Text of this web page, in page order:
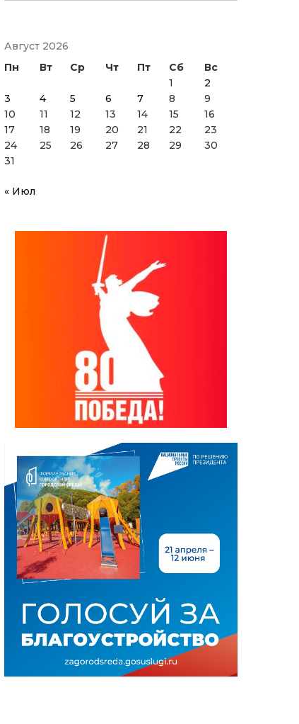
Август 2026
Пн
Вт Ср Чт Пт Сб
Вс
1
2
3
4 5 6 7 8
9
10
11 12 13 14 15
16
17
18 19 20 21 22
23
24
25 26 27 28 29
30
31
« Июл